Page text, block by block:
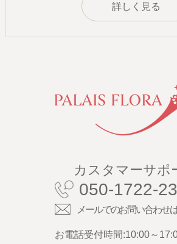
詳しく見る
カスタマーサポ
050-1722-
メールでのお問い合わせ
お電話受付時間:10:00～